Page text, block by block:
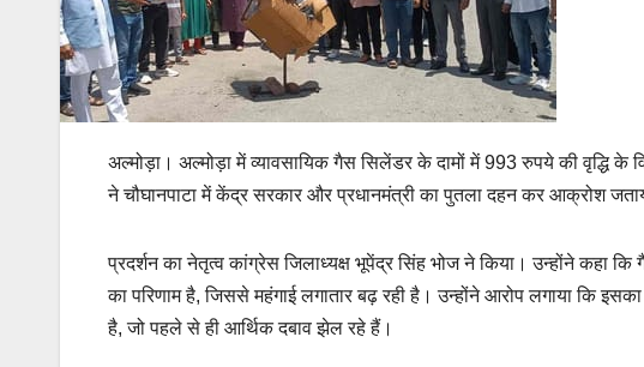
अल्मोड़ा। अल्मोड़ा में व्यावसायिक गैस सिलेंडर के दामों में 993 रुपये की वृद्धि के
ने चौघानपाटा में केंद्र सरकार और प्रधानमंत्री का पुतला दहन कर आक्रोश
प्रदर्शन का नेतृत्व कांग्रेस जिलाध्यक्ष भूपेंद्र सिंह भोज ने किया। उन्होंने कहा
का परिणाम है, जिससे महंगाई लगातार बढ़ रही है। उन्होंने आरोप लगाया कि
है, जो पहले से ही आर्थिक दबाव झेल रहे हैं।